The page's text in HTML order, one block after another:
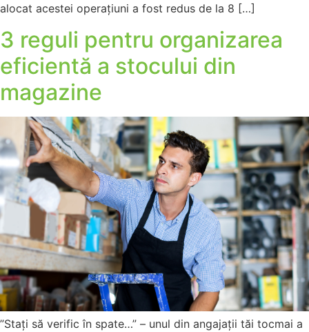
alocat acestei operațiuni a fost redus de la 8 […]
3 reguli pentru organizarea
eficientă a stocului din
magazine
”Stați să verific în spate…” – unul din angajații tăi tocmai a